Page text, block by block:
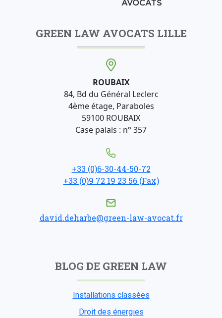
GREEN LAW AVOCATS LILLE
ROUBAIX
84, Bd du Général Leclerc
4ème étage, Paraboles
59100 ROUBAIX
Case palais : n° 357
+33 (0)6-30-44-50-72
+33 (0)9 72 19 23 56 (Fax)
david.deharbe@green-law-avocat.fr
BLOG DE GREEN LAW
Installations classées
Droit des énergies